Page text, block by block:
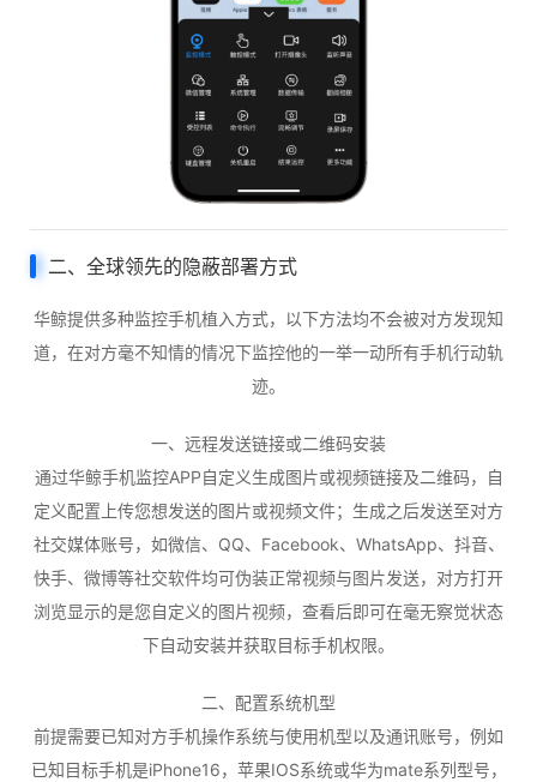
二、全球领先的隐蔽部署方式
华鲸提供多种监控手机植入方式，以下方法均不会被对方发现知
道，在对方毫不知情的情况下监控他的一举一动所有手机行动轨
迹。
一、远程发送链接或二维码安装
通过华鲸手机监控APP自定义生成图片或视频链接及二维码，自
定义配置上传您想发送的图片或视频文件；生成之后发送至对方
社交媒体账号，如微信、QQ、Facebook、WhatsApp、抖音、
快手、微博等社交软件均可伪装正常视频与图片发送，对方打开
浏览显示的是您自定义的图片视频，查看后即可在毫无察觉状态
下自动安装并获取目标手机权限。
二、配置系统机型
前提需要已知对方手机操作系统与使用机型以及通讯账号，例如
已知目标手机是iPhone16，苹果IOS系统或华为mate系列型号，